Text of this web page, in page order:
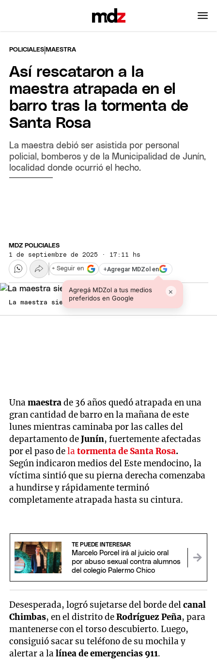
POLICIALES |MAESTRA
Así rescataron a la
maestra atrapada en el
barro tras la tormenta de
Santa Rosa
La maestra debió ser asistida por personal
policial, bomberos y de la Municipalidad de Junín,
localidad donde ocurrió el hecho.
MDZ POLICIALES
1 de septiembre de 2025 · 17:11 hs
+Agregar MDZol en
Agregá MDZol a tus medios
preferidos en Google
×
+ Seguir en
La maestra siendo rescatada.
Unamaestrade 36 años quedó atrapada en una
gran cantidad de barro en la mañana de este
lunes mientras caminaba por las calles del
departamento deJunín, fuertemente afectadas
por el paso delatormenta de Santa Rosa.
Según indicaron medios del Este mendocino, la
víctima sintió que su pierna derecha comenzaba
a hundirse y rápidamente terminó
completamente atrapada hasta su cintura.
TE PUEDE INTERESAR
Marcelo Porcel irá al juicio oral
por abuso sexual contra alumnos
del colegio Palermo Chico
Desesperada, logró sujetarse del borde delcanal
Chimbas, en el distrito deRodríguez Peña, para
mantenerse con el torso descubierto. Luego,
consiguió sacar su teléfono de su mochila y
alertar a lalínea de emergencias 911.